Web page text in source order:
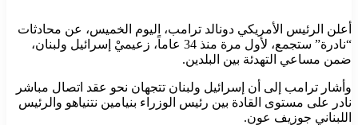
أعلن الرئيس الأمريكي دونالد ترامب، اليوم الخميس، عن محادثات
“نادرة” ستجمع، لأول مرة منذ 34 عاماً، زعيميْ إسرائيل ولبنان،
ضمن مساعي التهدئة بين البلدين.
وأشار ترامب إلى أن إسرائيل ولبنان تتجهان نحو عقد اتصال مباشر
نادر على مستوى القادة بين رئيس الوزراء بنيامين نتنياهو والرئيس
اللبناني جوزيف عون.